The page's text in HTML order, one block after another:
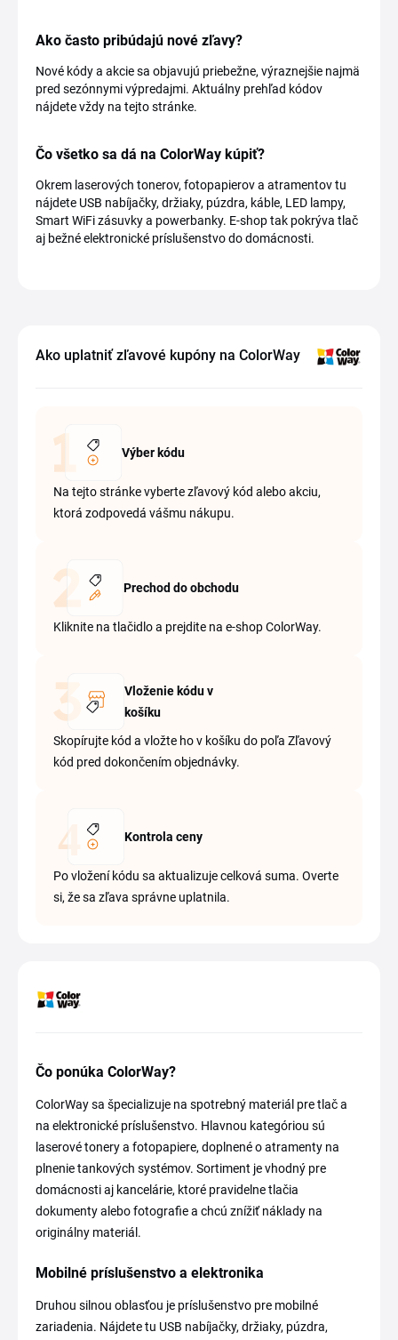
Ako často pribúdajú nové zľavy?
Nové kódy a akcie sa objavujú priebežne, výraznejšie najmä
pred sezónnymi výpredajmi. Aktuálny prehľad kódov
nájdete vždy na tejto stránke.
Čo všetko sa dá na ColorWay kúpiť?
Okrem laserových tonerov, fotopapierov a atramentov tu
nájdete USB nabíjačky, držiaky, púzdra, káble, LED lampy,
Smart WiFi zásuvky a powerbanky. E-shop tak pokrýva tlač
aj bežné elektronické príslušenstvo do domácnosti.
Ako uplatniť zľavové kupóny na ColorWay
Výber kódu
Na tejto stránke vyberte zľavový kód alebo akciu,
ktorá zodpovedá vášmu nákupu.
Prechod do obchodu
Kliknite na tlačidlo a prejdite na e-shop ColorWay.
Vloženie kódu v
košíku
Skopírujte kód a vložte ho v košíku do poľa Zľavový
kód pred dokončením objednávky.
Kontrola ceny
Po vložení kódu sa aktualizuje celková suma. Overte
si, že sa zľava správne uplatnila.
Čo ponúka ColorWay?
ColorWay sa špecializuje na spotrebný materiál pre tlač a
na elektronické príslušenstvo. Hlavnou kategóriou sú
laserové tonery a fotopapiere, doplnené o atramenty na
plnenie tankových systémov. Sortiment je vhodný pre
domácnosti aj kancelárie, ktoré pravidelne tlačia
dokumenty alebo fotografie a chcú znížiť náklady na
originálny materiál.
Mobilné príslušenstvo a elektronika
Druhou silnou oblasťou je príslušenstvo pre mobilné
zariadenia. Nájdete tu USB nabíjačky, držiaky, púzdra,